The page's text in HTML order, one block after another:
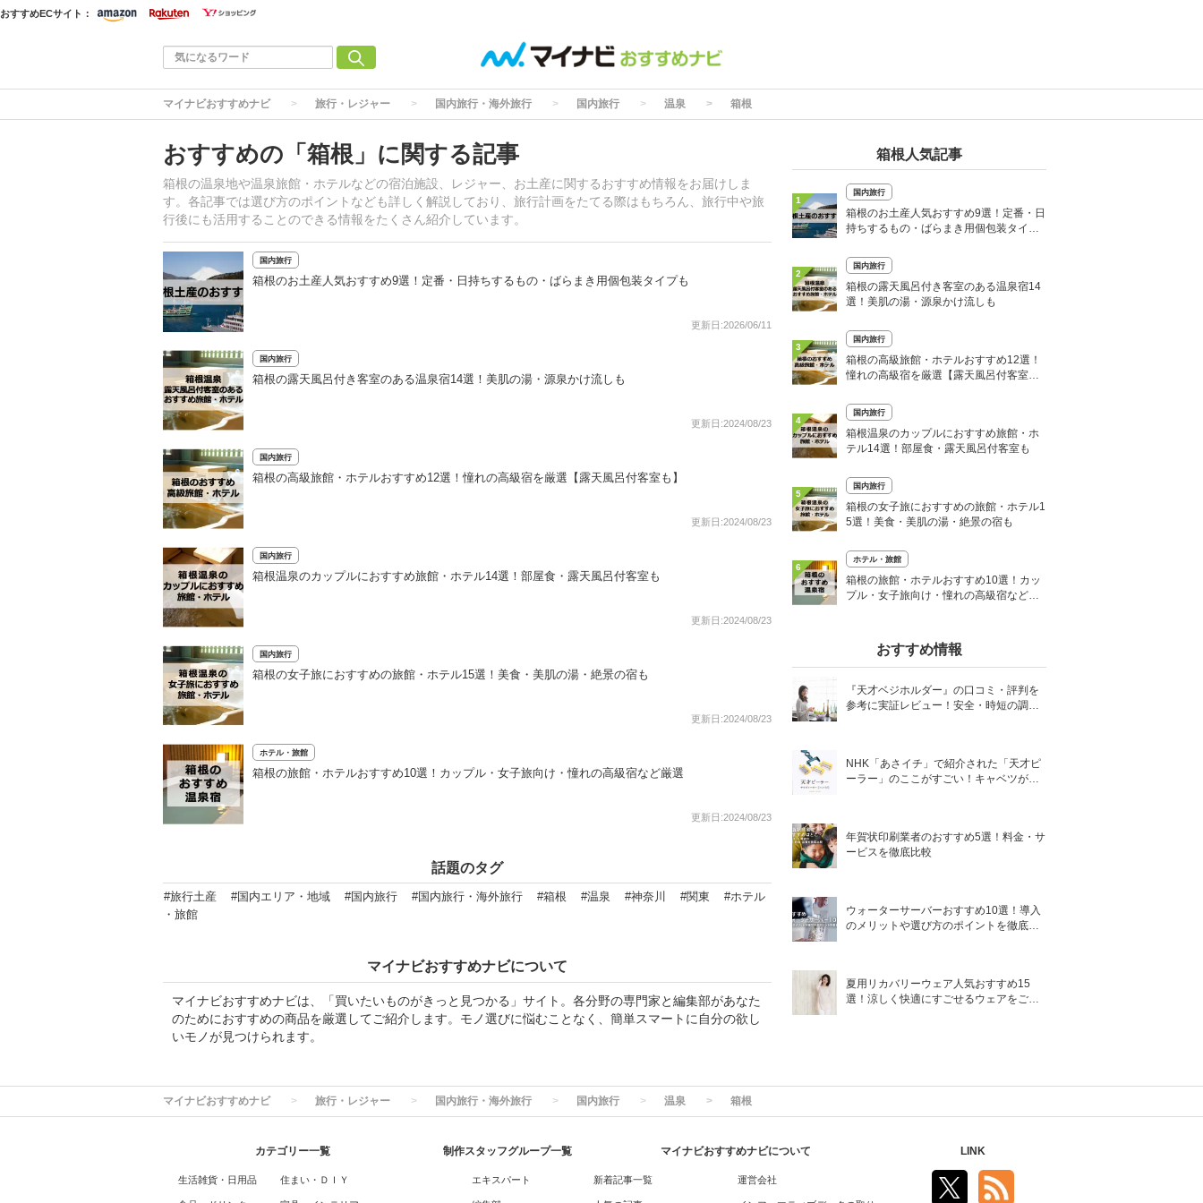
おすすめECサイト：
マイナビおすすめナビ 旅行・レジャー 国内旅行・海外旅行 国内旅行 温泉 箱根
おすすめの「箱根」に関する記事
箱根の温泉地や温泉旅館・ホテルなどの宿泊施設、レジャー、お土産に関するおすすめ情報をお届けしま
す。各記事では選び方のポイントなども詳しく解説しており、旅行計画をたてる際はもちろん、旅行中や旅
行後にも活用することのできる情報をたくさん紹介しています。
国内旅行
箱根のお土産人気おすすめ9選！定番・日持ちするもの・ばらまき用個包装タイプも
更新日:2026/06/11
国内旅行
箱根の露天風呂付き客室のある温泉宿14選！美肌の湯・源泉かけ流しも
更新日:2024/08/23
国内旅行
箱根の高級旅館・ホテルおすすめ12選！憧れの高級宿を厳選【露天風呂付客室も】
更新日:2024/08/23
国内旅行
箱根温泉のカップルにおすすめ旅館・ホテル14選！部屋食・露天風呂付客室も
更新日:2024/08/23
国内旅行
箱根の女子旅におすすめの旅館・ホテル15選！美食・美肌の湯・絶景の宿も
更新日:2024/08/23
ホテル・旅館
箱根の旅館・ホテルおすすめ10選！カップル・女子旅向け・憧れの高級宿など厳選
更新日:2024/08/23
話題のタグ
#旅行土産 #国内エリア・地域 #国内旅行 #国内旅行・海外旅行 #箱根 #温泉 #神奈川 #関東
#ホテル
・旅館
マイナビおすすめナビについて
マイナビおすすめナビは、「買いたいものがきっと見つかる」サイト。各分野の専門家と編集部があなた
のためにおすすめの商品を厳選してご紹介します。モノ選びに悩むことなく、簡単スマートに自分の欲し
いモノが見つけられます。
箱根人気記事
1
国内旅行
箱根のお土産人気おすすめ9選！定番・日
持ちするもの・ばらまき用個包装タイプ
2
国内旅行
箱根の露天風呂付き客室のある温泉宿14
選！美肌の湯・源泉かけ流しも
3
国内旅行
箱根の高級旅館・ホテルおすすめ12選！
憧れの高級宿を厳選【露天風呂付客室
4
国内旅行
箱根温泉のカップルにおすすめ旅館・ホ
テル14選！部屋食・露天風呂付客室も
5
国内旅行
箱根の女子旅におすすめの旅館・ホテル1
5選！美食・美肌の湯・絶景の宿も
6
ホテル・旅館
箱根の旅館・ホテルおすすめ10選！カッ
プル・女子旅向け・憧れの高級宿など厳
おすすめ情報
『天才ベジホルダー』の口コミ・評判を
参考に実証レビュー！安全・時短の調理
NHK「あさイチ」で紹介された「天才ピ
ーラー」のここがすごい！キャベツがほ
年賀状印刷業者のおすすめ5選！料金・サ
ービスを徹底比較
ウォーターサーバーおすすめ10選！導入
のメリットや選び方のポイントを徹底解
夏用リカバリーウェア人気おすすめ15
選！涼しく快適にすごせるウェアをご紹
マイナビおすすめナビ 旅行・レジャー 国内旅行・海外旅行 国内旅行 温泉 箱根
カテゴリー一覧
生活雑貨・日用品 住まい・ＤＩＹ
制作スタッフグループ一覧
エキスパート
マイナビおすすめナビについて
新着記事一覧 運営会社
LINK